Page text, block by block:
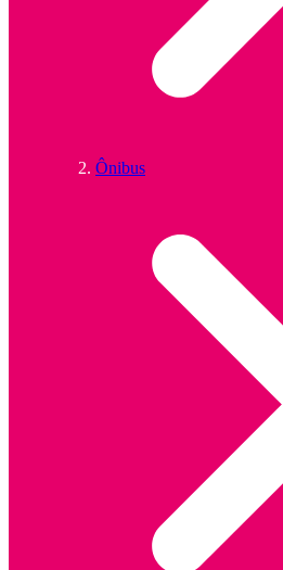
Ônibus